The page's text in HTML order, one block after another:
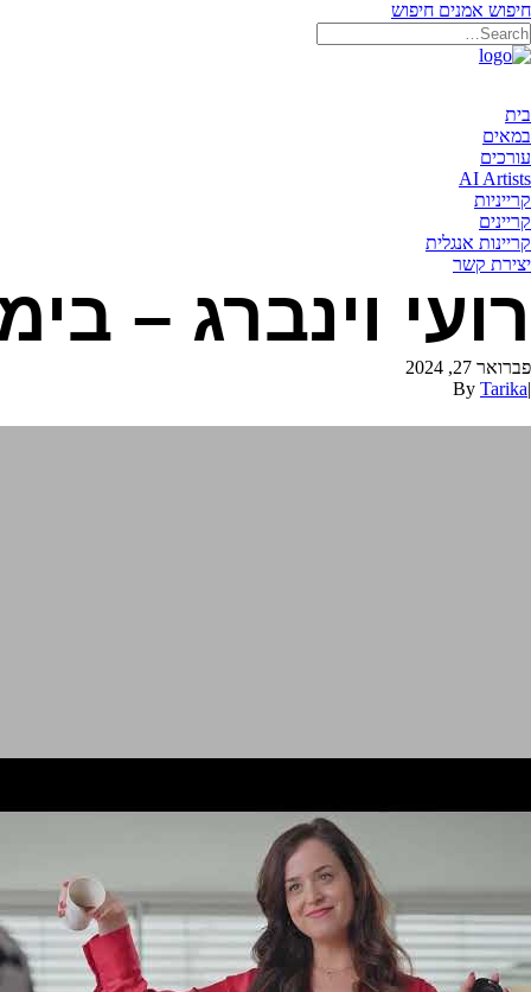
חיפוש אמנים חיפוש
בית
במאים
עורכים
AI Artists
קרייניות
קריינים
קריינות אנגלית
יצירת קשר
רועי וינברג –
פברואר 27, 2024
|
By Tarika